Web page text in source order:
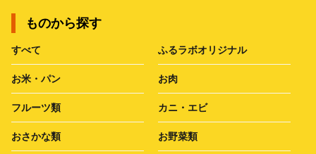
ものから探す
すべて ふるラボオリジナル
お米・パン お肉
フルーツ類 カニ・エビ
おさかな類 お野菜類